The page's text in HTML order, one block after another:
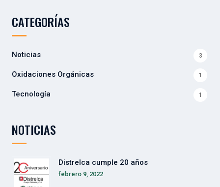
CATEGORÍAS
Noticias 3
Oxidaciones Orgánicas 1
Tecnología 1
NOTICIAS
Distrelca cumple 20 años
febrero 9, 2022